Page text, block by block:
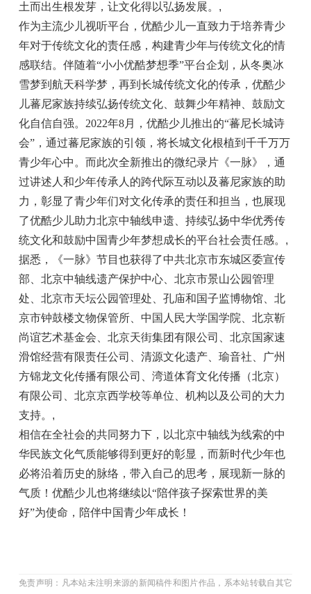
土而出生根发芽，让文化得以弘扬发展。 ,
作为主流少儿视听平台，优酷少儿一直致力于培养青少
年对于传统文化的责任感，构建青少年与传统文化的情
感联结。伴随着“小小优酷梦想季”平台企划，从冬奥冰
雪梦到航天科学梦，再到长城传统文化的传承，优酷少
儿蕃尼家族持续弘扬传统文化、鼓舞少年精神、鼓励文
化自信自强。2022年8月，优酷少儿推出的“蕃尼长城诗
会”，通过蕃尼家族的引领，将长城文化根植到千千万万
青少年心中。而此次全新推出的微纪录片《一脉》，通
过讲述人和少年传承人的跨代际互动以及蕃尼家族的助
力，彰显了青少年们对文化传承的责任和担当，也展现
了优酷少儿助力北京中轴线申遗、持续弘扬中华优秀传
统文化和鼓励中国青少年梦想成长的平台社会责任感。 ,
据悉，《一脉》节目也获得了中共北京市东城区委宣传
部、北京中轴线遗产保护中心、北京市景山公园管理
处、北京市天坛公园管理处、孔庙和国子监博物馆、北
京市钟鼓楼文物保管所、中国人民大学国学院、北京靳
尚谊艺术基金会、北京天街集团有限公司、北京国家速
滑馆经营有限责任公司、清源文化遗产、瑜音社、广州
方锦龙文化传播有限公司、湾道体育文化传播（北京）
有限公司、北京京西学校等单位、机构以及公司的大力
支持。 ,
相信在全社会的共同努力下，以北京中轴线为线索的中
华民族文化气质能够得到更好的彰显，而新时代少年也
必将沿着历史的脉络，带入自己的思考，展现新一脉的
气质！优酷少儿也将继续以“陪伴孩子探索世界的美
好”为使命，陪伴中国青少年成长！
免责声明：凡本站未注明来源的新闻稿件和图片作品，系本站转载自其它